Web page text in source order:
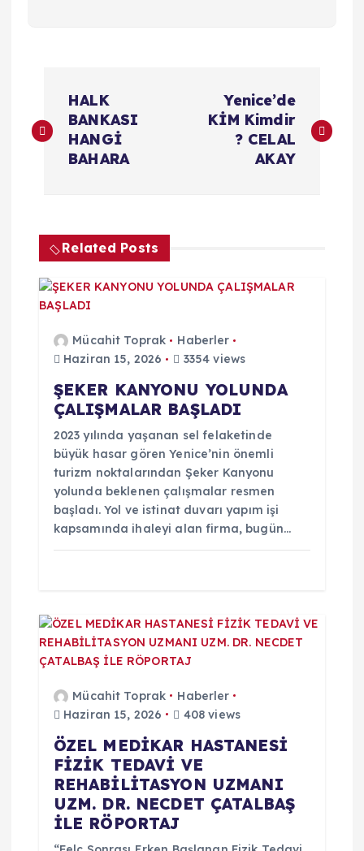
a
g
e
m
HALK
BANKASI
HANGİ
BAHARA
Yenice’de
KİM Kimdir
? CELAL
AKAY
Related Posts
Mücahit Toprak
Haberler
Haziran 15, 2026
3354 views
ŞEKER KANYONU YOLUNDA
ÇALIŞMALAR BAŞLADI
2023 yılında yaşanan sel felaketinde
büyük hasar gören Yenice’nin önemli
turizm noktalarından Şeker Kanyonu
yolunda beklenen çalışmalar resmen
başladı. Yol ve istinat duvarı yapım işi
kapsamında ihaleyi alan firma, bugün…
Mücahit Toprak
Haberler
Haziran 15, 2026
408 views
ÖZEL MEDİKAR HASTANESİ
FİZİK TEDAVİ VE
REHABİLİTASYON UZMANI
UZM. DR. NECDET ÇATALBAŞ
İLE RÖPORTAJ